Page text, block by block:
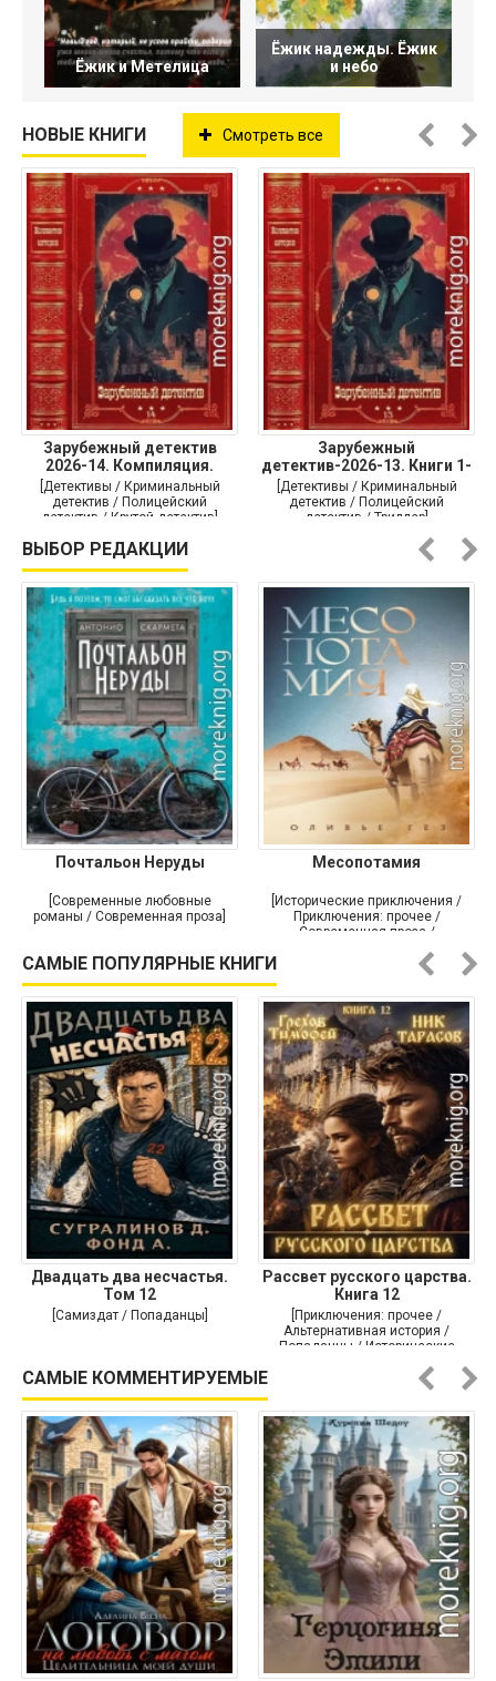
Ёжик и Метелица
Ёжик надежды. Ёжик
и небо
НОВЫЕ КНИГИ Смотреть все
Зарубежный детектив
2026-14. Компиляция.
Книги
[Детективы / Криминальный
детектив / Полицейский
детектив / Крутой детектив]
Зарубежный
детектив-2026-13. Книги 1-
10
[Детективы / Криминальный
детектив / Полицейский
детектив / Триллер]
ВЫБОР РЕДАКЦИИ
Почтальон Неруды
[Современные любовные
романы / Современная проза]
Месопотамия
[Исторические приключения /
Приключения: прочее /
Современная проза /
САМЫЕ ПОПУЛЯРНЫЕ КНИГИ
Двадцать два несчастья.
Том 12
[Самиздат / Попаданцы]
Рассвет русского царства.
Книга 12
[Приключения: прочее /
Альтернативная история /
Попаданцы / Исторические
САМЫЕ КОММЕНТИРУЕМЫЕ